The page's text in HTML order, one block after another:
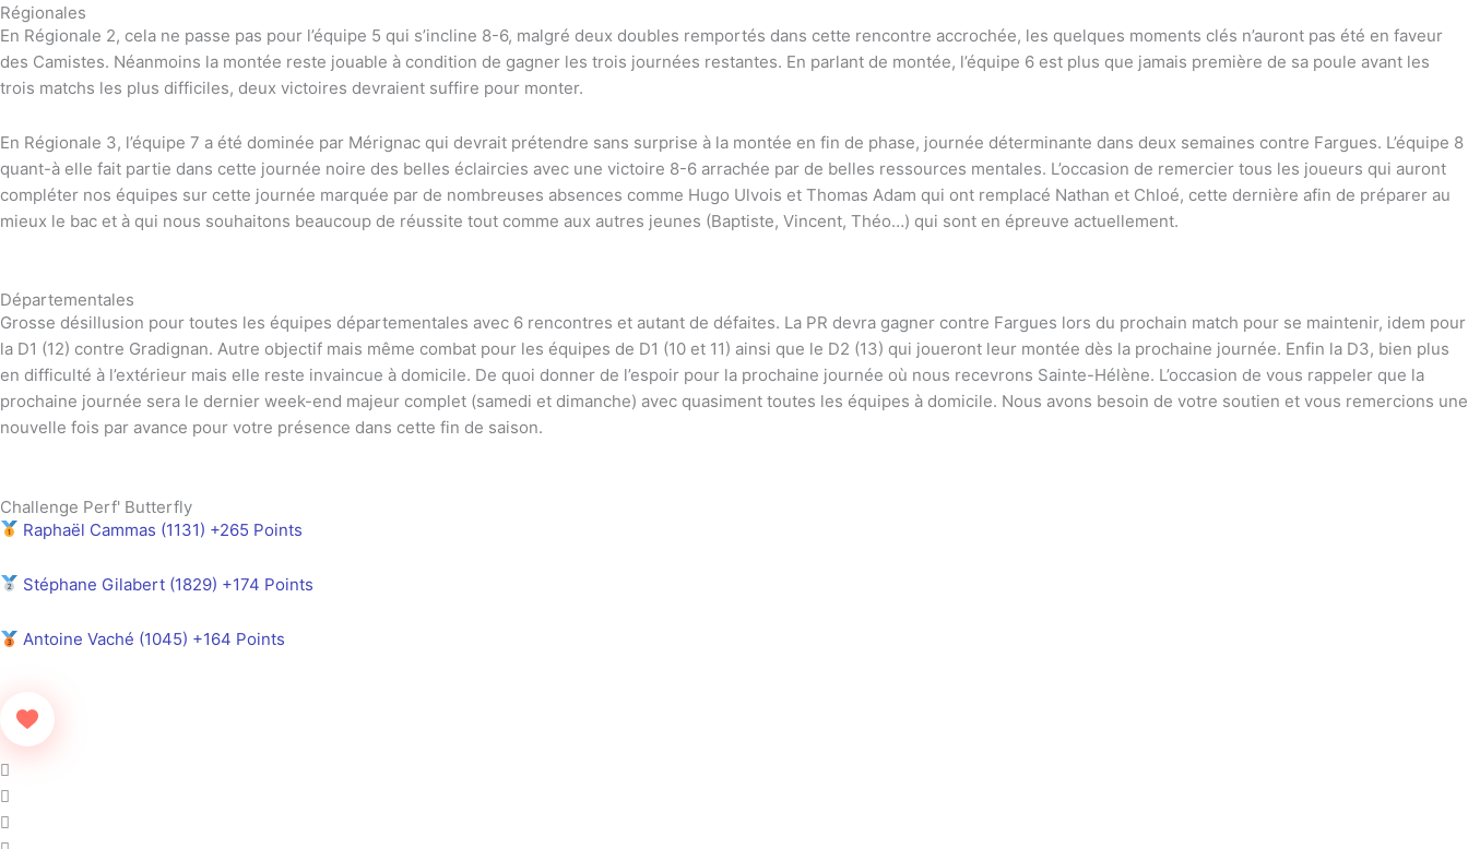
Régionales
En Régionale 2, cela ne passe pas pour l’équipe 5 qui s’incline 8-6, malgré deux doubles remportés dans cette rencontre accrochée, les quelques moments clés n’auront pas été en faveur
des Camistes. Néanmoins la montée reste jouable à condition de gagner les trois journées restantes. En parlant de montée, l’équipe 6 est plus que jamais première de sa poule avant les
trois matchs les plus difficiles, deux victoires devraient suffire pour monter.
En Régionale 3, l’équipe 7 a été dominée par Mérignac qui devrait prétendre sans surprise à la montée en fin de phase, journée déterminante dans deux semaines contre Fargues. L’équipe 8
quant-à elle fait partie dans cette journée noire des belles éclaircies avec une victoire 8-6 arrachée par de belles ressources mentales. L’occasion de remercier tous les joueurs qui auront
compléter nos équipes sur cette journée marquée par de nombreuses absences comme Hugo Ulvois et Thomas Adam qui ont remplacé Nathan et Chloé, cette dernière afin de préparer au
mieux le bac et à qui nous souhaitons beaucoup de réussite tout comme aux autres jeunes (Baptiste, Vincent, Théo…) qui sont en épreuve actuellement.
Départementales
Grosse désillusion pour toutes les équipes départementales avec 6 rencontres et autant de défaites. La PR devra gagner contre Fargues lors du prochain match pour se maintenir, idem pour
la D1 (12) contre Gradignan. Autre objectif mais même combat pour les équipes de D1 (10 et 11) ainsi que le D2 (13) qui joueront leur montée dès la prochaine journée. Enfin la D3, bien plus
en difficulté à l’extérieur mais elle reste invaincue à domicile. De quoi donner de l’espoir pour la prochaine journée où nous recevrons Sainte-Hélène. L’occasion de vous rappeler que la
prochaine journée sera le dernier week-end majeur complet (samedi et dimanche) avec quasiment toutes les équipes à domicile. Nous avons besoin de votre soutien et vous remercions une
nouvelle fois par avance pour votre présence dans cette fin de saison.
Challenge Perf' Butterfly
Raphaël Cammas (1131) +265 Points
Stéphane Gilabert (1829) +174 Points
Antoine Vaché (1045) +164 Points